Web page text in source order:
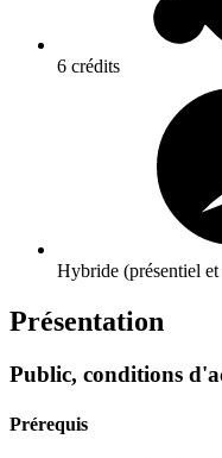
6 crédits
Hybride (présentiel
Présentation
Public, conditions
Prérequis